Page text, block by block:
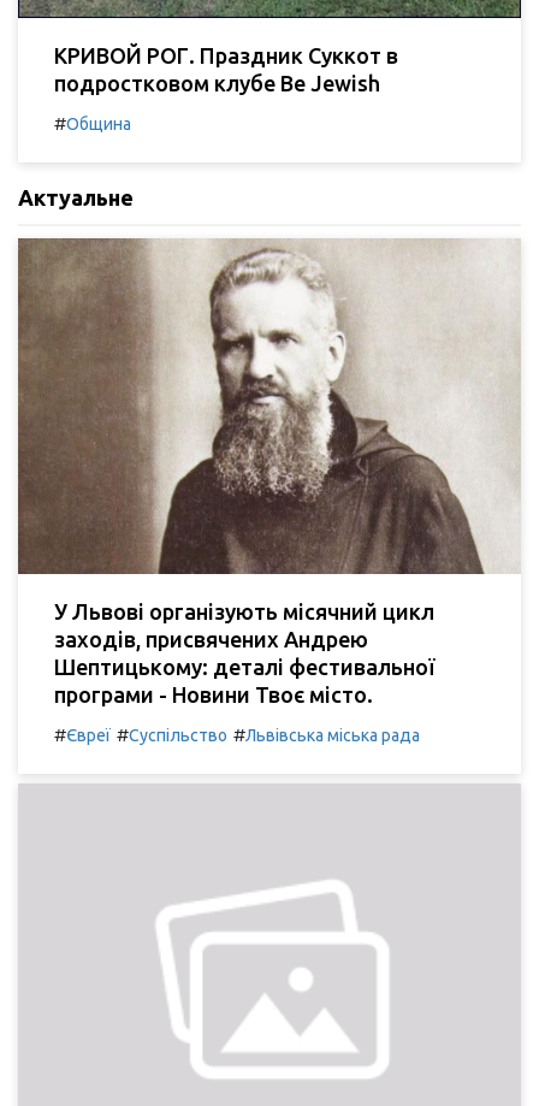
КРИВОЙ РОГ. Праздник Суккот в
подростковом клубе Be Jewish
#Община
Актуальне
У Львові організують місячний цикл
заходів, присвячених Андрею
Шептицькому: деталі фестивальної
програми - Новини Твоє місто.
#Євреї #Суспільство #Львівська міська рада